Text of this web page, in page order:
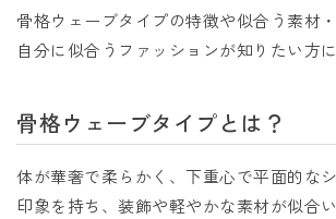
骨格ウェーブタイプの特徴や似合う素材
自分に似合うファッションが知りたい方
骨格ウェーブタイプとは？
体が華奢で柔らかく、下重心で平面的な
印象を持ち、装飾や軽やかな素材が似合い